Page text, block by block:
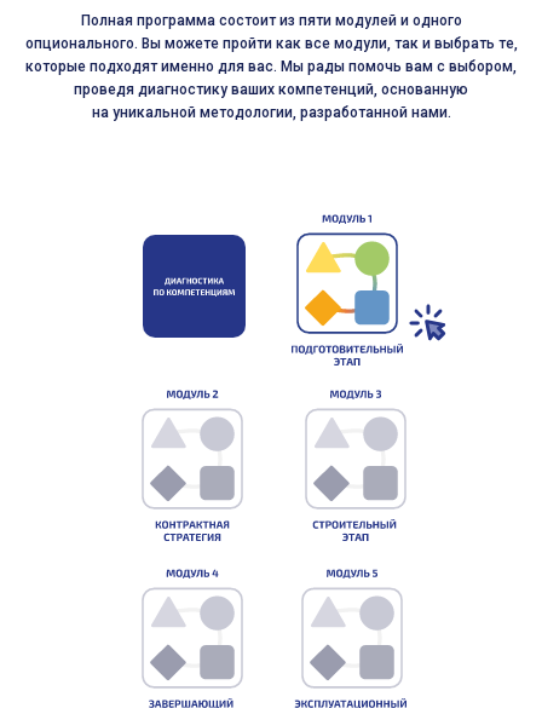
Полная программа состоит из пяти модулей и одного
опционального. Вы можете пройти как все модули, так и выбрать те,
которые подходят именно для вас. Мы рады помочь вам с выбором,
проведя диагностику ваших компетенций, основанную
на уникальной методологии, разработанной нами.